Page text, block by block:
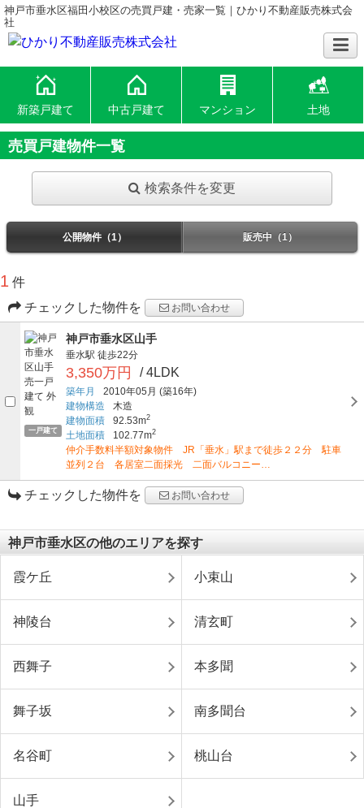
神戸市垂水区福田小校区の売買戸建・売家一覧｜ひかり不動産販売株式会
社
新築戸建て 中古戸建て マンション 土地
売買戸建物件一覧
検索条件を変更
公開物件（1） 販売中（1）
1 件
チェックした物件を
お問い合わせ
一戸建て
神戸市垂水区山手
垂水駅 徒歩22分
3,350万円 / 4LDK
築年月 2010年05月 (築16年)
建物構造
木造
建物面積
92.53m2
土地面積 102.77m2
仲介手数料半額対象物件 JR「垂水」駅まで徒歩２２分 駐車
並列２台 各居室二面採光 二面バルコニー…
チェックした物件を お問い合わせ
神戸市垂水区の他のエリアを探す
霞ケ丘 小束山
神陵台 清玄町
西舞子 本多聞
舞子坂 南多聞台
名谷町 桃山台
山手